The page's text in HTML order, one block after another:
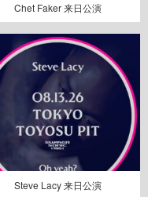
Chet Faker 来日公演
Steve Lacy 来日公演